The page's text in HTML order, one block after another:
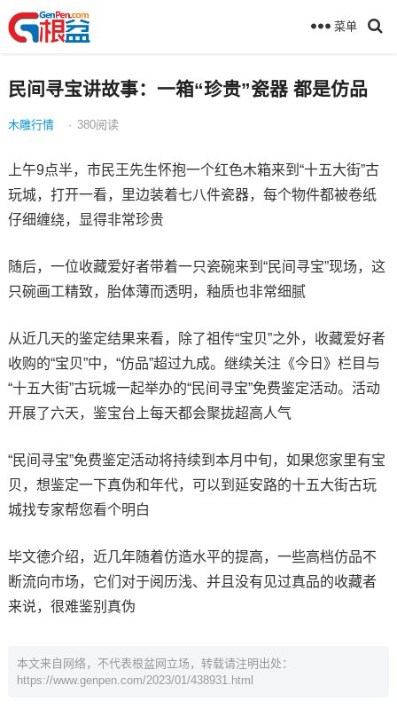
菜单
民间寻宝讲故事：一箱“珍贵”瓷器 都是仿品
木雕行情 · 380阅读
上午9点半，市民王先生怀抱一个红色木箱来到“十五大街”古
玩城，打开一看，里边装着七八件瓷器，每个物件都被卷纸
仔细缠绕，显得非常珍贵
随后，一位收藏爱好者带着一只瓷碗来到“民间寻宝”现场，这
只碗画工精致，胎体薄而透明，釉质也非常细腻
从近几天的鉴定结果来看，除了祖传“宝贝”之外，收藏爱好者
收购的“宝贝”中，“仿品”超过九成。继续关注《今日》栏目与
“十五大街”古玩城一起举办的“民间寻宝”免费鉴定活动。活动
开展了六天，鉴宝台上每天都会聚拢超高人气
“民间寻宝”免费鉴定活动将持续到本月中旬，如果您家里有宝
贝，想鉴定一下真伪和年代，可以到延安路的十五大街古玩
城找专家帮您看个明白
毕文德介绍，近几年随着仿造水平的提高，一些高档仿品不
断流向市场，它们对于阅历浅、并且没有见过真品的收藏者
来说，很难鉴别真伪
本文来自网络，不代表根盆网立场，转载请注明出处：
https://www.genpen.com/2023/01/438931.html